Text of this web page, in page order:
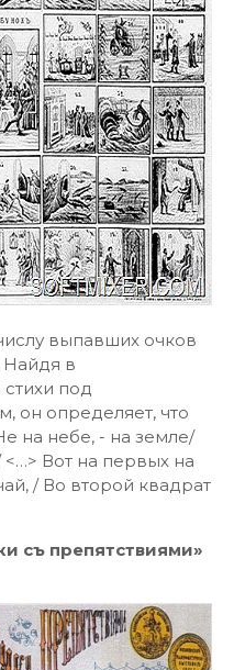
выпавших очков
в
под
он определяет, что
на небе, - на земле/
Вот на первых на
/ Во второй квадрат
съ препятствиями»